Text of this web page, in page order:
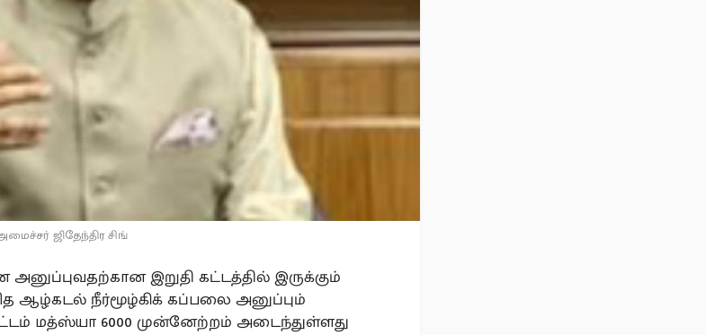
ஜிதேந்திர சிங்
இறுதி கட்டத்தில் இருக்கும்
ஆழ்கடல் நீர்மூழ்கிக் கப்பலை அனுப்பும்
மத்ஸ்யா 6000 முன்னேற்றம் அடைந்துள்ளது